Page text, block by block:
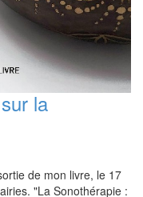
la
de mon livre, le 17
"La Sonothérapie :